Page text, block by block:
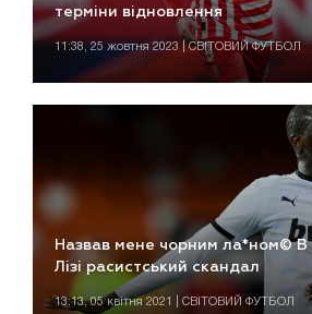
терміни відновлення
11:38, 25 жовтня 2023 | СВІТОВИЙ ФУТБОЛ
Назвав мене чорним ла*ном© В
Лізі расистський скандал
13:13, 05 квітня 2021 | СВІТОВИЙ ФУТБОЛ